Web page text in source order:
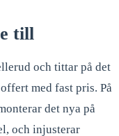
till
och tittar på det
med fast pris. På
det nya på
och injusterar